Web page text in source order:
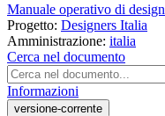
Manuale operativo di design
Progetto: Designers Italia
Amministrazione: italia
Cerca nel documento
Informazioni
versione-corrente